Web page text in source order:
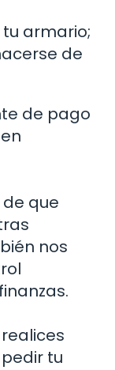
armario;
de
de pago
que
nos
tu